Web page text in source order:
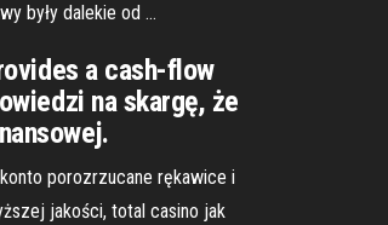
były dalekie od …
a cash-flow
na skargę, że
porozrzucane rękawice i
jakości, total casino jak